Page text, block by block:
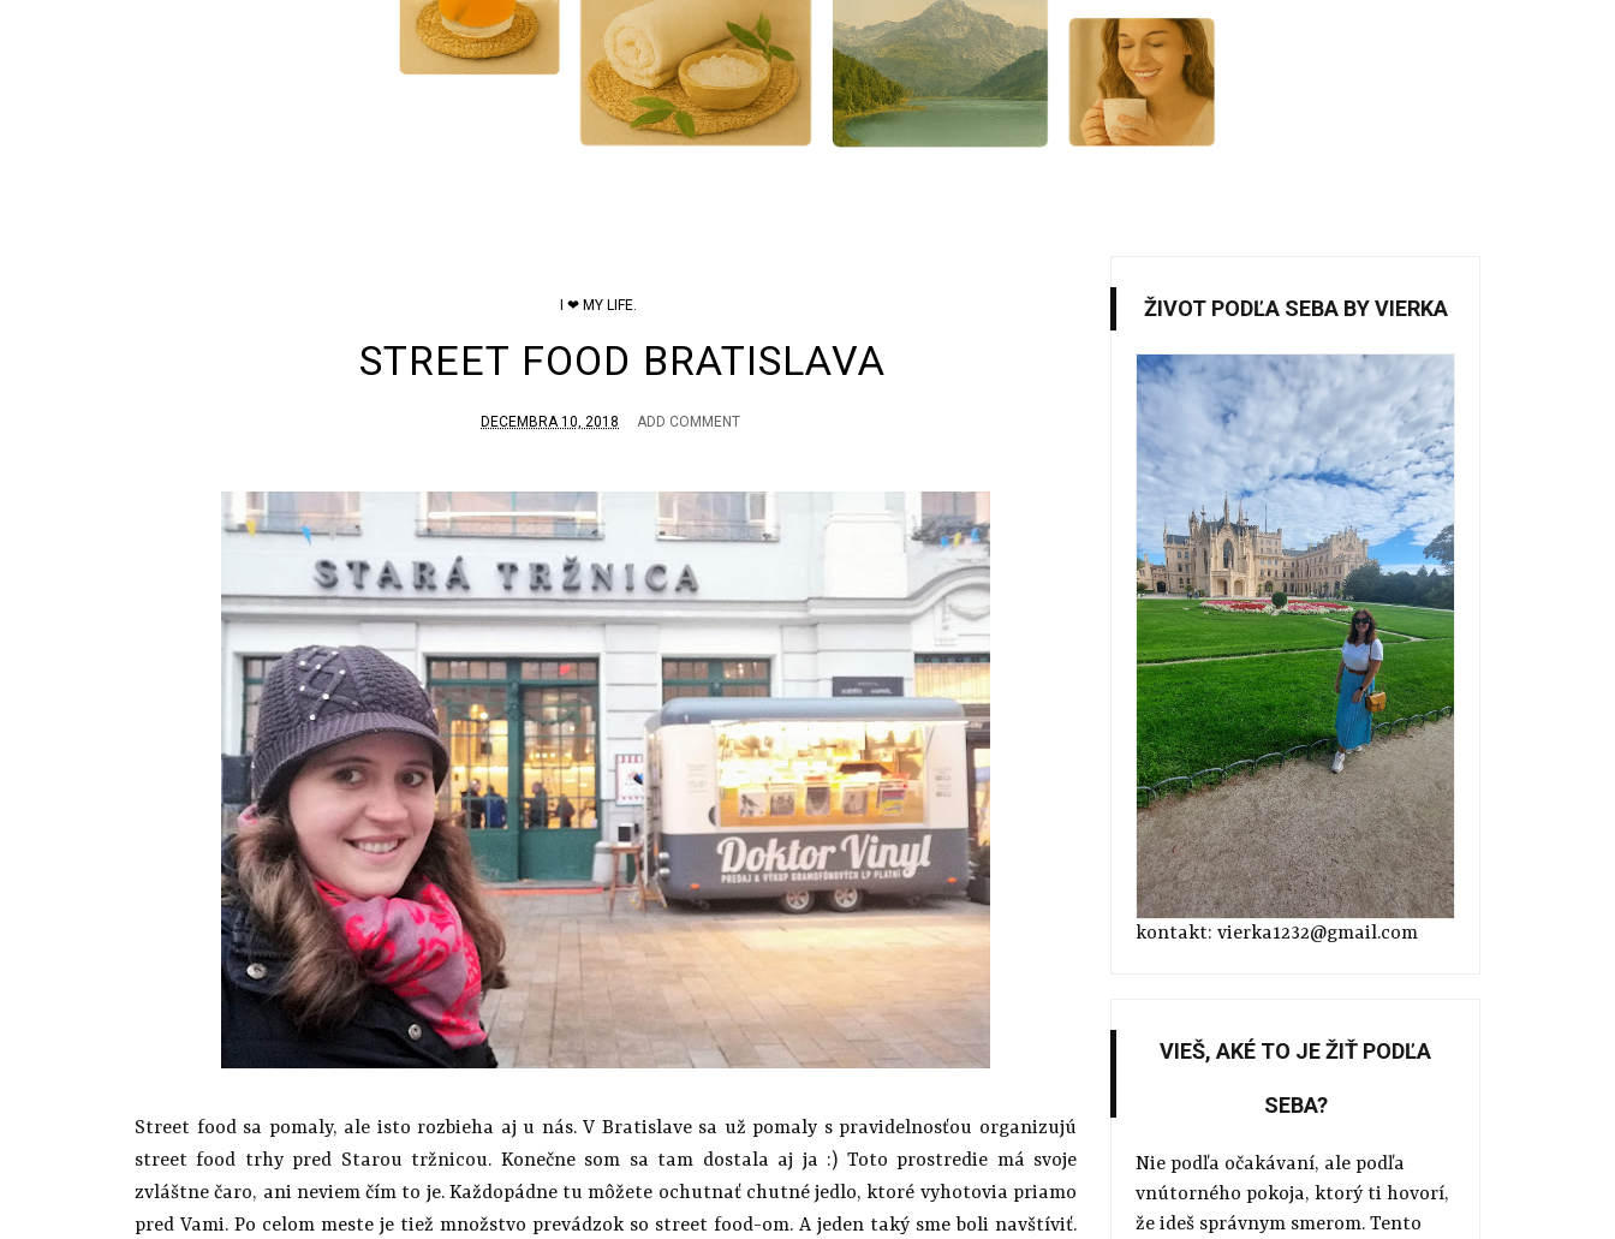
I ❤ MY LIFE.
STREET FOOD BRATISLAVA
DECEMBRA 10, 2018 ADD COMMENT
Street food sa pomaly, ale isto rozbieha aj u nás. V Bratislave sa už pomaly s pravidelnosťou organizujú
street food trhy pred Starou tržnicou. Konečne som sa tam dostala aj ja :) Toto prostredie má svoje
zvláštne čaro, ani neviem čím to je. Každopádne tu môžete ochutnať chutné jedlo, ktoré vyhotovia priamo
pred Vami. Po celom meste je tiež množstvo prevádzok so street food-om. A jeden taký sme boli navštíviť.
ŽIVOT PODĽA SEBA BY VIERKA
kontakt: vierka1232@gmail.com
VIEŠ, AKÉ TO JE ŽIŤ PODĽA
SEBA?
Nie podľa očakávaní, ale podľa
vnútorného pokoja, ktorý ti hovorí,
že ideš správnym smerom. Tento